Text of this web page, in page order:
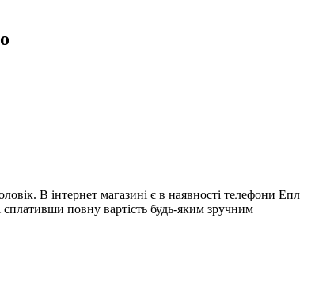
В інтернет магазині є в наявності телефони Епл
повну вартість будь-яким зручним